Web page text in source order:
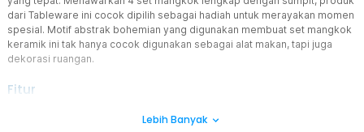
dari Tableware ini cocok dipilih sebagai hadiah untuk merayakan momen
spesial. Motif abstrak bohemian yang digunakan membuat set mangkok
keramik ini tak hanya cocok digunakan sebagai alat makan, tapi juga
dekorasi ruangan.
Fitur
Desain Bohemian Abstrak Cantik
Lebih Banyak